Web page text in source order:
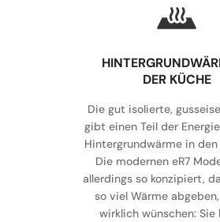
DER KÜCHE
Die gut isolierte,
gibt einen Teil der
Hintergrundwärme in den
Die modernen eR7
allerdings so konzipiert,
so viel Wärme
wirklich wünschen: Sie